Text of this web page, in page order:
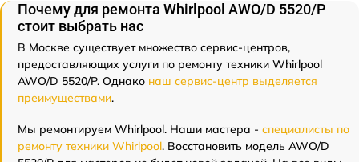
Почему для ремонта Whirlpool AWO/D 5520/P
стоит выбрать нас
В Москве существует множество сервис-центров,
предоставляющих услуги по ремонту техники Whirlpool
AWO/D 5520/P. Однако наш сервис-центр выделяется
преимуществами.
Мы ремонтируем Whirlpool. Наши мастера - специалисты по
ремонту техники Whirlpool. Восстановить модель AWO/D